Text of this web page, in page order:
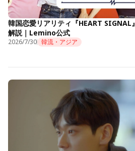
韓国恋愛リアリティ『HEART SIGNAL
解説｜Lemino公式
2026/7/30 韓流・アジア